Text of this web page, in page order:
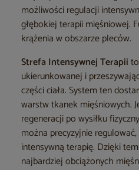
możliwości regulacji
głębokiej terapii mięśniowej.
krążenia w obszarze pleców.
Strefa Intensywnej Terapii
ukierunkowanej i
części ciała. System ten
warstw tkanek mięśniowych.
regeneracji po wysiłku
można precyzyjnie
intensywną terapię. Dzięki
najbardziej obciążonych